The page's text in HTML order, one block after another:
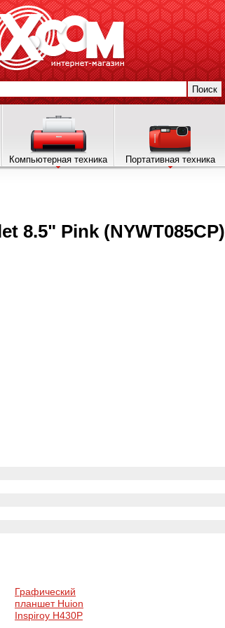
Поиск
Компьютерная техника Портативная техника
8.5" Pink (NYWT085CP)
Графический
планшет Huion
Inspiroy H430P